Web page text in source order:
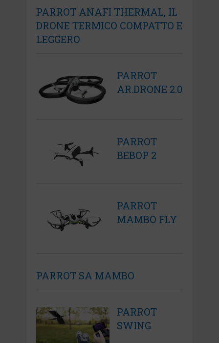
PARROT ANAFI THERMAL, IL
DRONE TERMICO COMPATTO E
LEGGERO
PARROT
AR.DRONE 2.0
PARROT
BEBOP 2
PARROT
MAMBO FLY
PARROT SA MAMBO
PARROT
SWING